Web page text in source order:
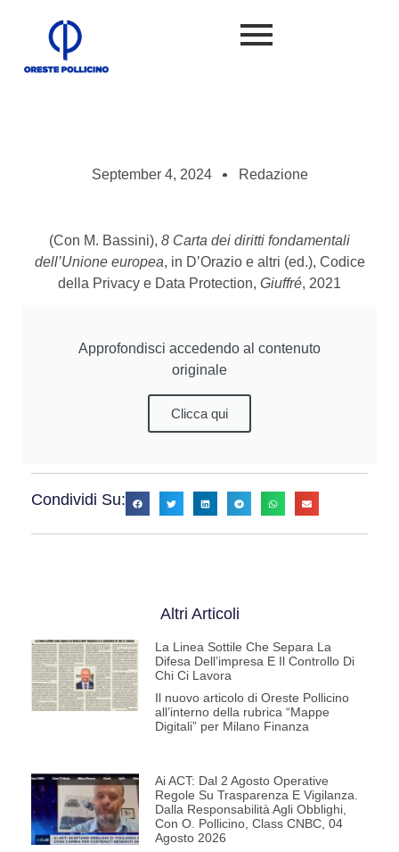
September 4, 2024 Redazione
(Con M. Bassini), 8 Carta dei diritti fondamentali
dell’Unione europea, in D’Orazio e altri (ed.), Codice
della Privacy e Data Protection, Giuffré, 2021
Approfondisci accedendo al contenuto
originale
Clicca qui
Condividi Su:
Altri Articoli
La Linea Sottile Che Separa La
Difesa Dell’impresa E Il Controllo Di
Chi Ci Lavora
Il nuovo articolo di Oreste Pollicino
all’interno della rubrica “Mappe
Digitali” per Milano Finanza
Ai ACT: Dal 2 Agosto Operative
Regole Su Trasparenza E Vigilanza.
Dalla Responsabilità Agli Obblighi,
Con O. Pollicino, Class CNBC, 04
Agosto 2026